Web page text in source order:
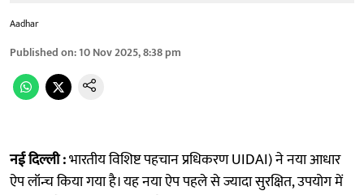
Aadhar
Published on:10 Nov 2025, 8:38 pm
नई दिल्ली :भारतीय विशिष्ट पहचान प्रधिकरण UIDAI) ने नया आधार
ऐप लॉन्च किया गया है। यह नया ऐप पहले से ज्यादा सुरक्षित, उपयोग में